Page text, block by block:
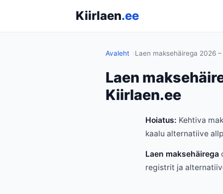
Kiirlaen.ee
Avaleht Laen maksehäirega 2026
Laen
Kiirlaen.ee
Hoiatus: Kehtiva
kaalu alternatiive
Laen maksehäirega
registrit ja